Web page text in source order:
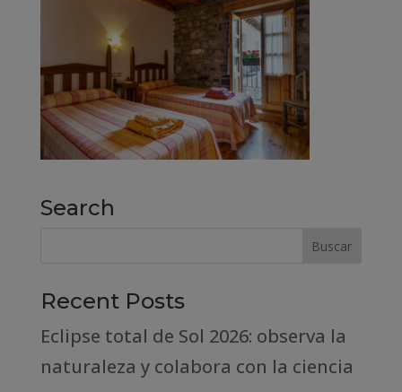
Search
Recent Posts
Eclipse total de Sol 2026: observa la
naturaleza y colabora con la ciencia